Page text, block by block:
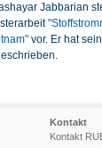
Jabbarian
vor. Er hat
Kontakt
Kontakt